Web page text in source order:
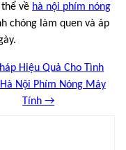
về hà nội phím nóng
chóng làm quen và áp
Hiệu Quả Cho Tình
Nội Phím Nóng Máy
Tính →